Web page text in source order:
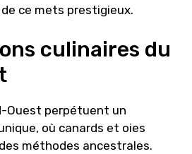
ce mets prestigieux.
culinaires du
Ouest perpétuent un
où canards et oies
méthodes ancestrales.